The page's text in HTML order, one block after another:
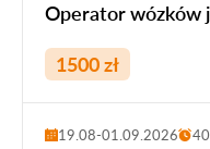
Operator wózków
1500 zł
19.08-01.09.2026